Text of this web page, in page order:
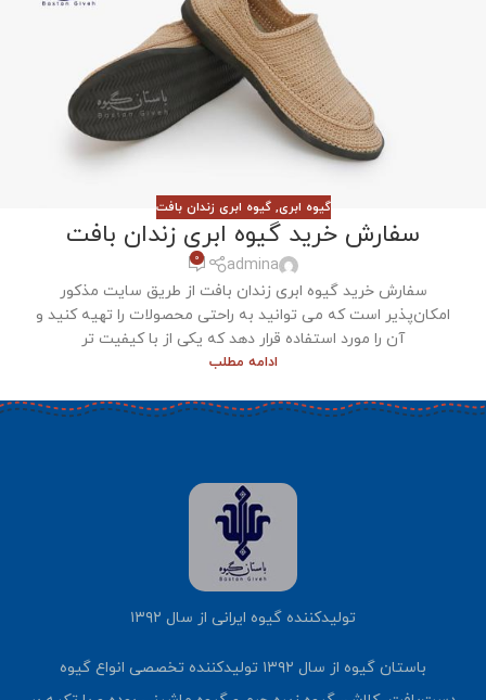
گیوه ابری,گیوه ابری زندان بافت
سفارش خرید گیوه ابری زندان بافت
admina
0
سفارش خرید گیوه ابری زندان بافت از طریق سایت مذکور
امکان‌پذیر است که می توانید به راحتی محصولات را تهیه کنید و
آن را مورد استفاده قرار دهد که یکی از با کیفیت تر
ادامه مطلب
تولیدکننده گیوه ایرانی از سال ۱۳۹۲
باستان گیوه از سال ۱۳۹۲ تولیدکننده تخصصی انواع گیوه